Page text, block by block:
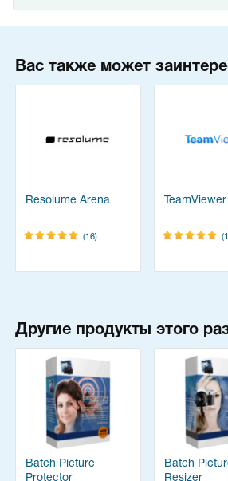
Вас также может
Resolume Arena
(16)
TeamViewer
Другие продукты этого
Batch Picture
Protector
Batch
Resizer